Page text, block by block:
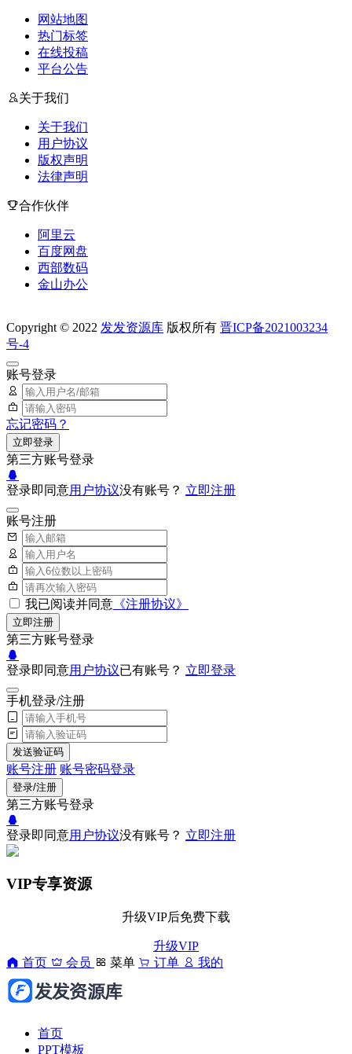
网站地图
热门标签
在线投稿
平台公告
关于我们
关于我们
用户协议
版权声明
法律声明
合作伙伴
阿里云
百度网盘
西部数码
金山办公
Copyright © 2022 发发资源库 版权所有 晋ICP备2021003234
号-4
账号登录
忘记密码？
立即登录
第三方账号登录
登录即同意用户协议没有账号？ 立即注册
账号注册
我已阅读并同意 《注册协议》
立即注册
第三方账号登录
登录即同意用户协议已有账号？ 立即登录
手机登录/注册
发送验证码
账号注册 账号密码登录
登录/注册
第三方账号登录
登录即同意用户协议没有账号？ 立即注册
VIP专享资源
升级VIP后免费下载
升级VIP
首页
会员 菜单 订单 我的
首页
PPT模板